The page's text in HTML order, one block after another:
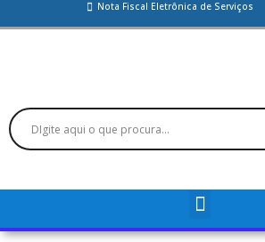
Nota Fiscal Eletrônica de Serviços